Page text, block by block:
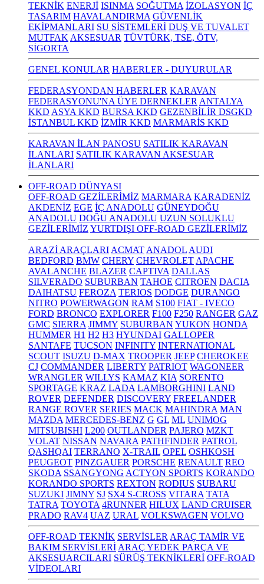
TEKNİK ENERJİ ISINMA SOĞUTMA İZOLASYON İÇ
TASARIM HAVALANDIRMA GÜVENLİK
EKİPMANLARI SU SİSTEMLERİ DUŞ VE TUVALET
MUTFAK AKSESUAR TÜVTÜRK, TSE, ÖTV,
SİGORTA
GENEL KONULAR HABERLER - DUYURULAR
FEDERASYONDAN HABERLER KARAVAN
FEDERASYONU'NA ÜYE DERNEKLER ANTALYA
KKD ASYA KKD BURSA KKD GEZENBİLİR DSGKD
İSTANBUL KKD İZMİR KKD MARMARİS KKD
KARAVAN İLAN PANOSU SATILIK KARAVAN
İLANLARI SATILIK KARAVAN AKSESUAR
İLANLARI
OFF-ROAD DÜNYASI
OFF-ROAD GEZİLERİMİZ MARMARA KARADENİZ
AKDENİZ EGE İÇ ANADOLU GÜNEYDOĞU
ANADOLU DOĞU ANADOLU UZUN SOLUKLU
GEZİLERİMİZ YURTDIŞI OFF-ROAD GEZİLERİMİZ
ARAZİ ARAÇLARI ACMAT ANADOL AUDI
BEDFORD BMW CHERY CHEVROLET APACHE
AVALANCHE BLAZER CAPTIVA DALLAS
SILVERADO SUBURBAN TAHOE CITROEN DACIA
DAIHATSU FEROZA TERIOS DODGE DURANGO
NITRO POWERWAGON RAM S100 FIAT - IVECO
FORD BRONCO EXPLORER F100 F250 RANGER GAZ
GMC SIERRA JIMMY SUBURBAN YUKON HONDA
HUMMER H1 H2 H3 HYUNDAI GALLOPER
SANTAFE TUCSON INFINITY INTERNATIONAL
SCOUT ISUZU D-MAX TROOPER JEEP CHEROKEE
CJ COMMANDER LIBERTY PATRIOT WAGONEER
WRANGLER WILLYS KAMAZ KIA SORENTO
SPORTAGE KRAZ LADA LAMBORGHINI LAND
ROVER DEFENDER DISCOVERY FREELANDER
RANGE ROVER SERIES MACK MAHINDRA MAN
MAZDA MERCEDES-BENZ G GL ML UNIMOG
MITSUBISHI L200 OUTLANDER PAJERO MZKT
VOLAT NISSAN NAVARA PATHFINDER PATROL
QASHQAI TERRANO X-TRAIL OPEL OSHKOSH
PEUGEOT PINZGAUER PORSCHE RENAULT REO
SKODA SSANGYONG ACTYON SPORTS KORANDO
KORANDO SPORTS REXTON RODIUS SUBARU
SUZUKI JIMNY SJ SX4 S-CROSS VITARA TATA
TATRA TOYOTA 4RUNNER HILUX LAND CRUISER
PRADO RAV4 UAZ URAL VOLKSWAGEN VOLVO
OFF-ROAD TEKNİK SERVİSLER ARAÇ TAMİR VE
BAKIM SERVİSLERİ ARAÇ YEDEK PARÇA VE
AKSESUARCILARI SÜRÜŞ TEKNİKLERİ OFF-ROAD
VİDEOLARI